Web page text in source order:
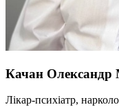
Качан Олександр
Лікар-психіатр,